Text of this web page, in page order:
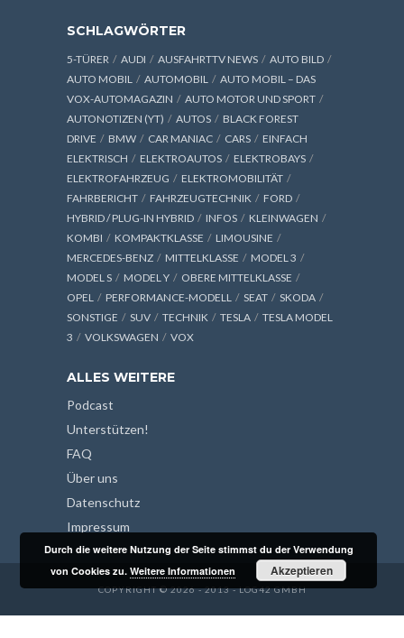
SCHLAGWÖRTER
5-TÜRER AUDI AUSFAHRTTV NEWS
AUTO BILD
AUTO MOBIL
AUTOMOBIL
AUTO MOBIL – DAS
VOX-AUTOMAGAZIN
AUTO MOTOR UND SPORT
AUTONOTIZEN (YT)
AUTOS
BLACK FOREST
DRIVE
BMW CAR MANIAC CARS
EINFACH
ELEKTRISCH
ELEKTROAUTOS
ELEKTROBAYS
ELEKTROFAHRZEUG
ELEKTROMOBILITÄT
FAHRBERICHT
FAHRZEUGTECHNIK
FORD
HYBRID / PLUG-IN HYBRID
INFOS
KLEINWAGEN
KOMBI
KOMPAKTKLASSE
LIMOUSINE
MERCEDES-BENZ
MITTELKLASSE
MODEL 3
MODEL S
MODEL Y
OBERE MITTELKLASSE
OPEL
PERFORMANCE-MODELL SEAT
SKODA
SONSTIGE
SUV TECHNIK TESLA
TESLA MODEL
3
VOLKSWAGEN VOX
ALLES WEITERE
Podcast
Unterstützen!
FAQ
Über uns
Datenschutz
Impressum
COPYRIGHT © 2026 - 2013 - LOG42 GMBH
Durch die weitere Nutzung der Seite stimmst du der Verwendung
von Cookies zu.Weitere Informationen Akzeptieren